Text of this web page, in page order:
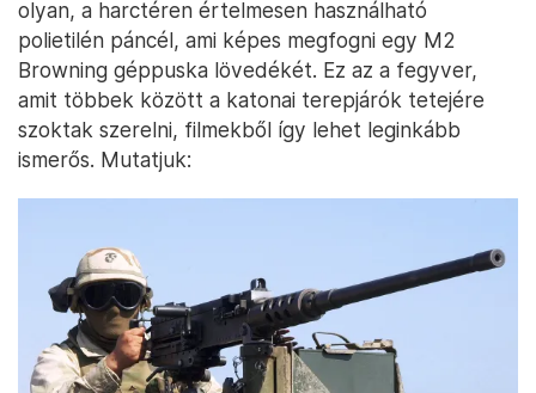
olyan, a harctéren értelmesen használható
polietilén páncél, ami képes megfogni egy M2
Browning géppuska lövedékét. Ez az a fegyver,
amit többek között a katonai terepjárók tetejére
szoktak szerelni, filmekből így lehet leginkább
ismerős. Mutatjuk: